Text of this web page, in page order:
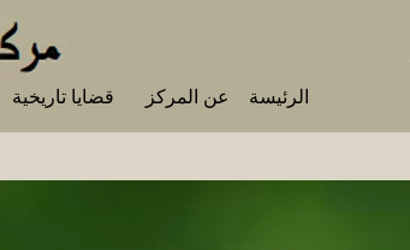
الرئيسة عن المركز قضايا تاريخية